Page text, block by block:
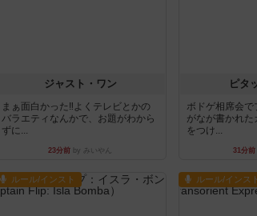
ジャスト・ワン
まぁ面白かった‼️よくテレビとかの
バラエティなんかで、お題がわから
ずに...
23分前 by みいやん
ピタ
ボドゲ相席会で
がなが書かれ
をつけ...
31分前
ルール/インスト ルール/インスト